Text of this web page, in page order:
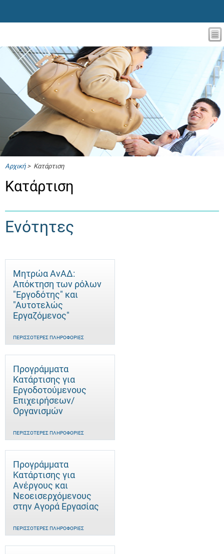
Αρχική> Κατάρτιση
Κατάρτιση
Ενότητες
Μητρώα ΑνΑΔ:
Απόκτηση των ρόλων
"Εργοδότης" και
"Αυτοτελώς
Eργαζόμενος"
ΠΕΡΙΣΣΌΤΕΡΕΣ ΠΛΗΡΟΦΟΡΊΕΣ
Προγράμματα
Κατάρτισης για
Εργοδοτούμενους
Επιχειρήσεων/
Οργανισμών
ΠΕΡΙΣΣΌΤΕΡΕΣ ΠΛΗΡΟΦΟΡΊΕΣ
Προγράμματα
Κατάρτισης για
Ανέργους και
Νεοεισερχόμενους
στην Αγορά Εργασίας
ΠΕΡΙΣΣΌΤΕΡΕΣ ΠΛΗΡΟΦΟΡΊΕΣ